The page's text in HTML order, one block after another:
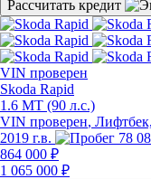
Рассчитать кредит
VIN проверен
Skoda Rapid
1.6 MT (90 л.с.)
VIN проверен,
2019 г.в.
78
864 000 ₽
1 065 000 ₽